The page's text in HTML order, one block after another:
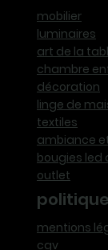
mobilier
luminaires
art de la
chambre
décoration
linge de
textiles
ambiance
bougies led
outlet
mentions
cgv